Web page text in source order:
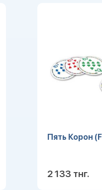
Пять Корон
2 133 тнг.